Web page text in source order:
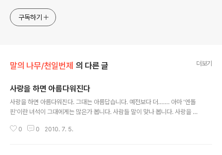
구독하기
말의 나무/천일번제 의 다른 글 더보기
사랑을 하면 아름다워진다
사랑을 하면 아름다워진다. 그대는 아름답습니다. 예전보다 더……. 아마 '엔돌
핀'이란 녀석이 그대에게는 많은가 봅니다. 사람들 말이 맞나 봅니다. 사랑을 하
아지고, 피돌기가 좋아지면 혈색이 좋아지고, …. 마지막에는 아름다워진다. 이
0 0 2010. 7. 5.